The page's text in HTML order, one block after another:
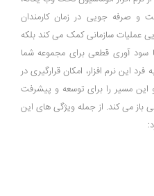
و صرفه ‌جویی در زمان کارمندان
عملیات سازمانی کمک می ‌کند بلکه
سود آوری قطعی برای مجموعه شما
نرم ‌افزار، امکان قرارگیری در
مسیر را برای توسعه و پیشرفت
باز می ‌کند. از جمله ویژگی های این